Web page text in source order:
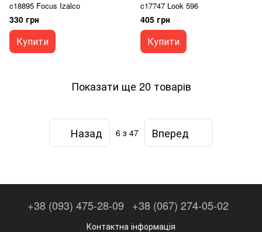
c18895 Focus Izalco
330 грн
Купити
c17747 Look 596
405 грн
Купити
Показати ще 20 товарів
Назад 6 з 47 Вперед
+38 (093) 475-28-09 +38 (067) 274-05-02
Контактна інформація